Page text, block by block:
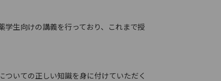
生向けの講義を行っており、これまで授
いての正しい知識を身に付けていただく